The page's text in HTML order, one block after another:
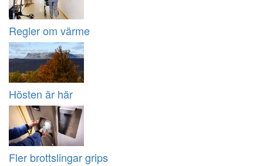
Regler om värme
Hösten är här
Fler brottslingar grips